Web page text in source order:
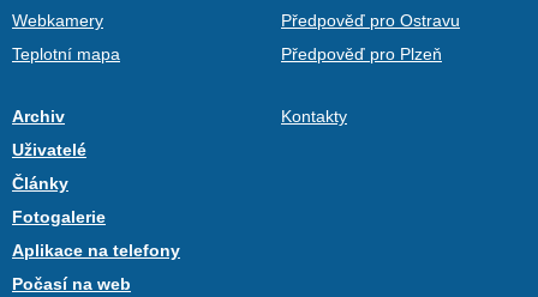
Webkamery
Teplotní mapa
Předpověď pro Ostravu
Předpověď pro Plzeň
Archiv
Uživatelé
Články
Fotogalerie
Aplikace na telefony
Počasí na web
Kontakty